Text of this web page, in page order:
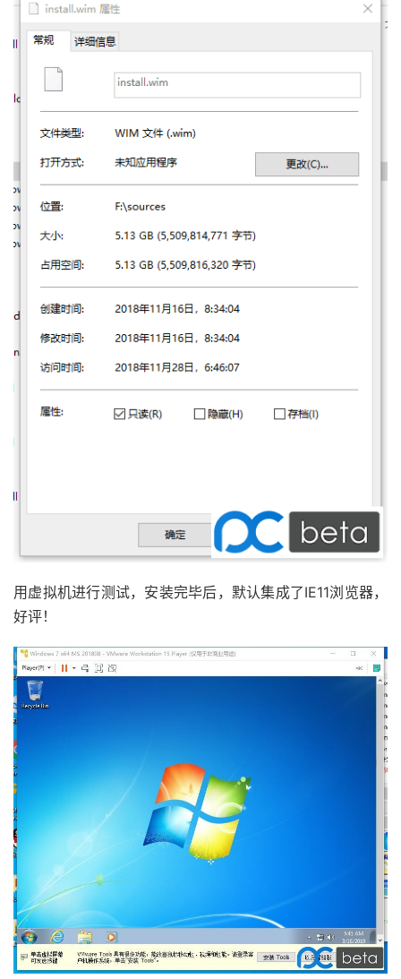
用虚拟机进行测试，安装完毕后，默认集成了IE11浏览器，
好评！